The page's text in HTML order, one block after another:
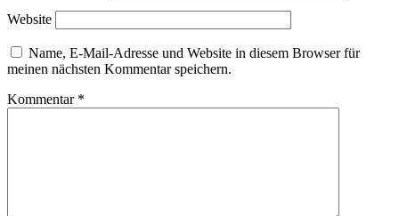
Website
Name, E-Mail-Adresse und Website in diesem Browser für
meinen nächsten Kommentar speichern.
Kommentar *